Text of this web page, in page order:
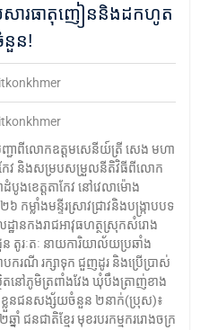
សារធាតុញៀននិងដកហូត
នួន!
ញ្ជាពីលោកឧត្តមសេនីយ៍ត្រី សេង មហា
តាកែវ និងសម្របសម្រួលនីតិវិធីពីលោក
បូងខេត្តតាកែវ នៅវេលាម៉ោង
ម្លាំងមន្ទីរស្រាវជ្រាវនិងបង្រ្កាបបទ
ឋានកងរាជអាវុធហត្ថស្រុកសំរោង
រៈតៈ នាយការិយាល័យប្រឆាំង
បករណី រក្សាទុក ជួញដូរ និងប្រើប្រាស់
នៅភូមិត្រពាំងវែង ឃុំបឹងត្រាញ់ខាង
ខ្លួនជនសង្ស័យចំនួន ២នាក់(ប្រុស)៖
ជនជាតិខ្មែរ មុខរបរកម្មកររោងចក្រ